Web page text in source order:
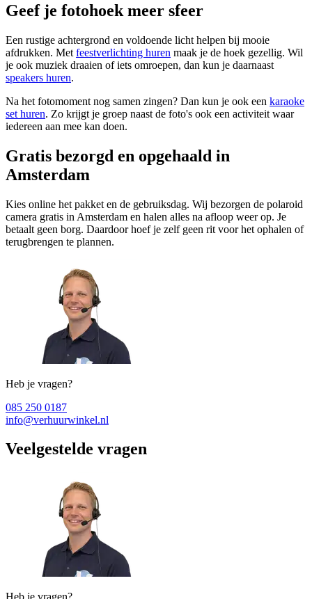
Geef je fotohoek meer sfeer
Een rustige achtergrond en voldoende licht helpen bij mooie
afdrukken. Met feestverlichting huren maak je de hoek gezellig. Wil
je ook muziek draaien of iets omroepen, dan kun je daarnaast
speakers huren.
Na het fotomoment nog samen zingen? Dan kun je ook een karaoke
set huren. Zo krijgt je groep naast de foto's ook een activiteit waar
iedereen aan mee kan doen.
Gratis bezorgd en opgehaald in
Amsterdam
Kies online het pakket en de gebruiksdag. Wij bezorgen de polaroid
camera gratis in Amsterdam en halen alles na afloop weer op. Je
betaalt geen borg. Daardoor hoef je zelf geen rit voor het ophalen of
terugbrengen te plannen.
Heb je vragen?
085 250 0187
info@verhuurwinkel.nl
Veelgestelde vragen